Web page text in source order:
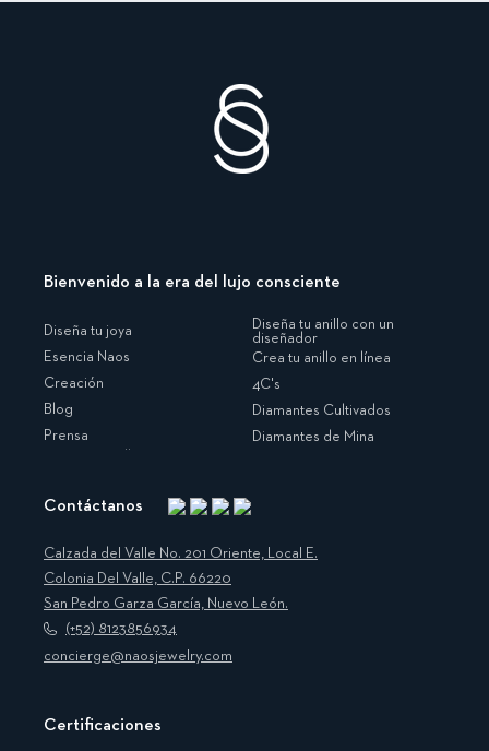
Bienvenido a la era del lujo consciente
Diseña tu joya
Esencia Naos
Creación
Blog
Prensa
Diseña tu anillo con un
diseñador
Crea tu anillo en línea
4C's
Diamantes Cultivados
Diamantes de Mina
Contáctanos
Instagram
Facebook
Translation
missing:
es.general.social.links.linkedin
Pinterest
Calzada del Valle No. 201 Oriente, Local E.
Colonia Del Valle, C.P. 66220
San Pedro Garza García, Nuevo León.
(+52) 8123856934
concierge@naosjewelry.com
Certificaciones